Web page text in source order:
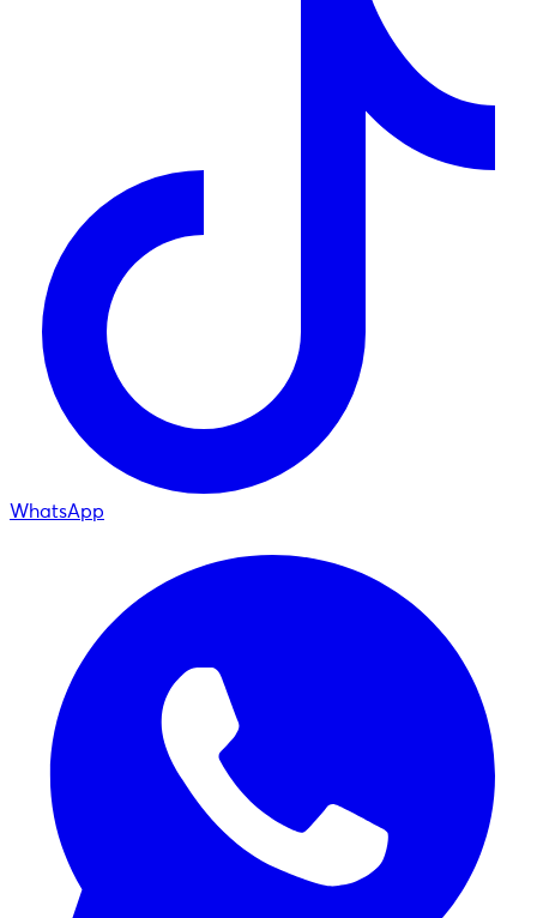
WhatsApp